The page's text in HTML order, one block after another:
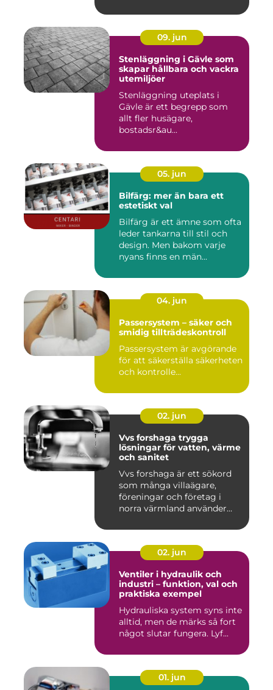
09. jun
Stenläggning i Gävle som
skapar hållbara och vackra
utemiljöer
Stenläggning uteplats i
Gävle är ett begrepp som
allt fler husägare,
bostadsr&au...
05. jun
Bilfärg: mer än bara ett
estetiskt val
Bilfärg är ett ämne som ofta
leder tankarna till stil och
design. Men bakom varje
nyans finns en män...
04. jun
Passersystem – säker och
smidig tillträdeskontroll
Passersystem är avgörande
för att säkerställa säkerheten
och kontrolle...
02. jun
Vvs forshaga trygga
lösningar för vatten, värme
och sanitet
Vvs forshaga är ett sökord
som många villaägare,
föreningar och företag i
norra värmland använder
02. jun
Ventiler i hydraulik och
industri – funktion, val och
praktiska exempel
Hydrauliska system syns inte
alltid, men de märks så fort
något slutar fungera. Lyf...
01. jun